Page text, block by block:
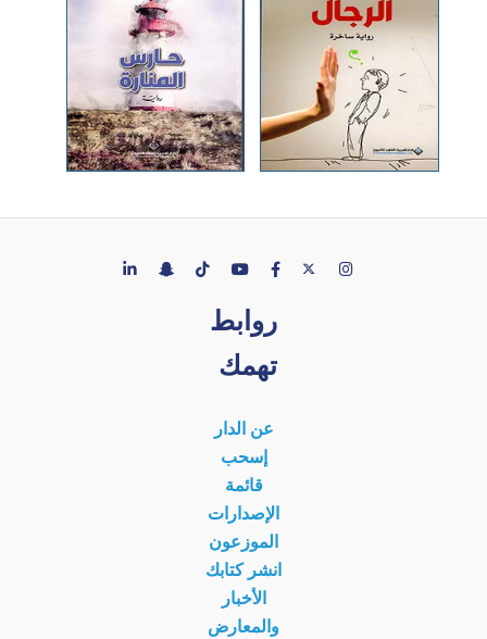
روابط
تهمك
عن الدار
إسحب
قائمة
الإصدارات
الموزعون
انشر كتابك
الأخبار
والمعارض